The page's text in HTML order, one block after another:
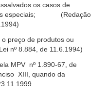
os casos de
leis especiais; (Redação
preço de produtos ou
8.884, de 11.6.1994)
MPV nº 1.890-67, de
XIII, quando da